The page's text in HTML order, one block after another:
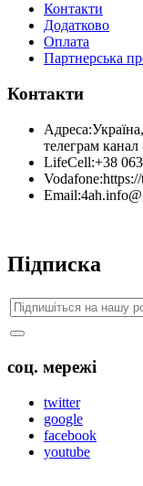
Контакти
Додатково
Оплата
Партнерська
Контакти
Адреса:
телеграм
LifeCell:+38
Vodafone:
Email:
Підписка
соц. мережі
twitter
google
facebook
youtube